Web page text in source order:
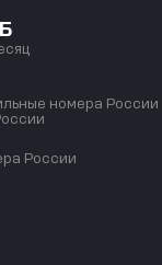
номера России
России